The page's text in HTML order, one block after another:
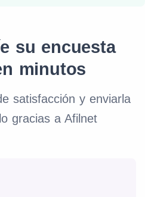
su encuesta
minutos
satisfacción y enviarla
gracias a Afilnet